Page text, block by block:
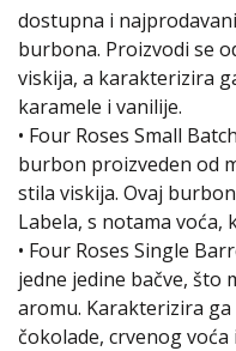
dostupna i
burbona. Proizvodi se
viskija, a karakterizira
karamele i vanilije.
• Four Roses Small
burbon proizveden od
stila viskija. Ovaj
Labela, s notama voća,
• Four Roses Single
jedne jedine bačve, što
aromu. Karakterizira
čokolade, crvenog voća